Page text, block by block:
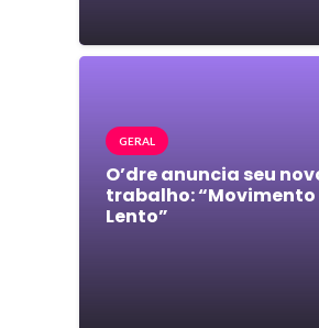
GERAL
O’dre anuncia seu
trabalho: “Movimento
Lento”